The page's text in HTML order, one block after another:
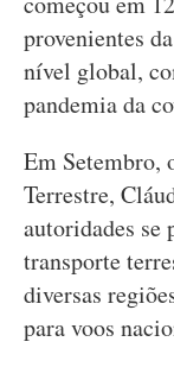
provenientes
nível global,
pandemia da
Em Setembro,
Terrestre,
autoridades se
transporte
diversas
para voos